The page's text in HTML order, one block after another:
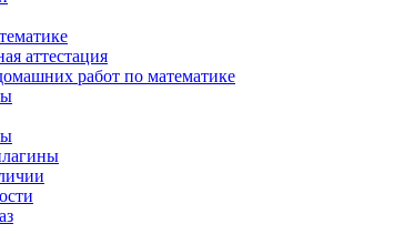
аттестация
работ по математике